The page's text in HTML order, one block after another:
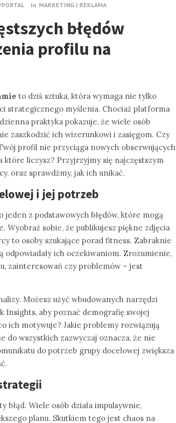
In MARKETING I REKLAMA
błędów
profilu na
to dziś sztuka, która wymaga nie tylko
strategicznego myślenia. Chociaż platforma
praktyka pokazuje, że wiele osób
zaszkodzić ich wizerunkowi i zasięgom. Czy
profil nie przyciąga nowych obserwujących
które liczysz? Przyjrzyjmy się najczęstszym
oraz sprawdźmy, jak ich unikać.
i jej potrzeb
jeden z podstawowych błędów, które mogą
Wyobraź sobie, że publikujesz piękne zdjęcia
to osoby szukające porad fitness. Zabraknie
odpowiadały ich oczekiwaniom. Zrozumienie,
zainteresowań czy problemów – jest
Możesz użyć wbudowanych narzędzi
Insights, aby poznać demografię swojej
ich motywuje? Jakie problemy rozwiązują
do wszystkich zazwyczaj oznacza, że nie
do potrzeb grupy docelowej zwiększa
Wiele osób działa impulsywnie,
planu. Skutkiem tego jest chaos na